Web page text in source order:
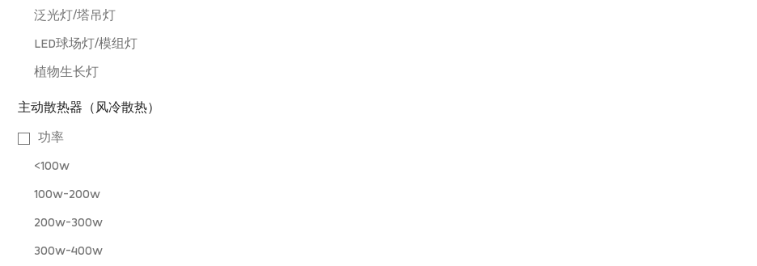
泛光灯/塔吊灯
LED球场灯/模组灯
植物生长灯
主动散热器（风冷散热）
功率
<100w
100w-200w
200w-300w
300w-400w